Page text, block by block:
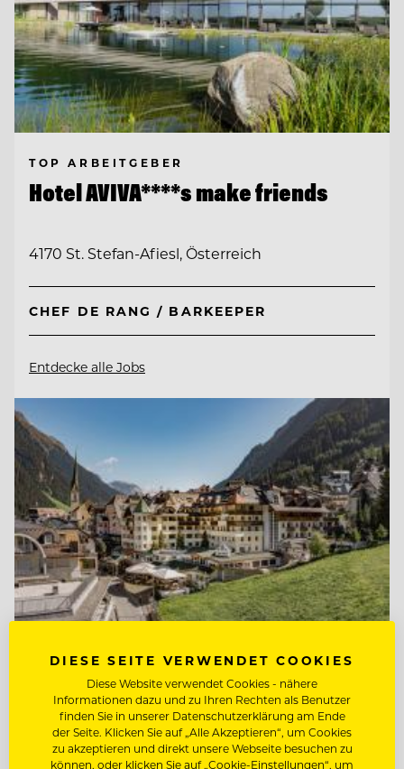
TOP ARBEITGEBER
Hotel AVIVA****s make friends
4170 St. Stefan-Afiesl, Österreich
CHEF DE RANG / BARKEEPER
Entdecke alle Jobs
TOP ARBEITGEBER
Hotel Post Ischgl
DIESE SEITE VERWENDET COOKIES
Diese Website verwendet Cookies - nähere
Informationen dazu und zu Ihren Rechten als Benutzer
finden Sie in unserer Datenschutzerklärung am Ende
der Seite. Klicken Sie auf „Alle Akzeptieren“, um Cookies
zu akzeptieren und direkt unsere Webseite besuchen zu
können, oder klicken Sie auf „Cookie-Einstellungen“, um